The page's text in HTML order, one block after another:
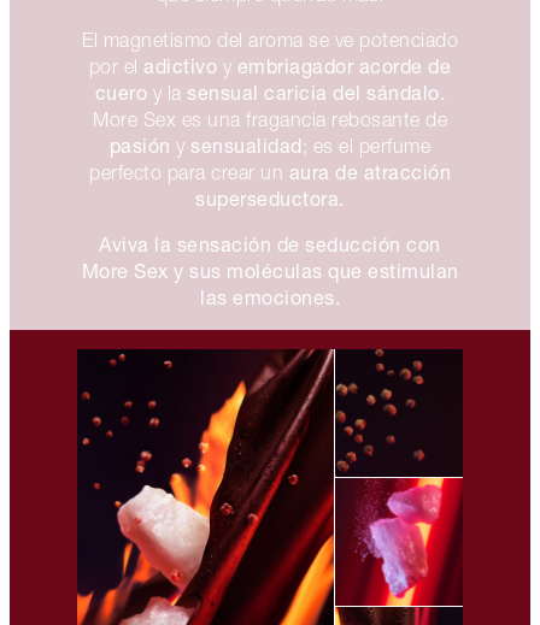
El magnetismo del aroma se ve potenciado
por el adictivo y embriagador acorde de
cuero y la sensual caricia del sándalo.
More Sex es una fragancia rebosante de
pasión y sensualidad ; es el perfume
perfecto para crear un aura de atracción
superseductora.
Aviva la sensación de seducción con
More Sex y sus moléculas que estimulan
las emociones.